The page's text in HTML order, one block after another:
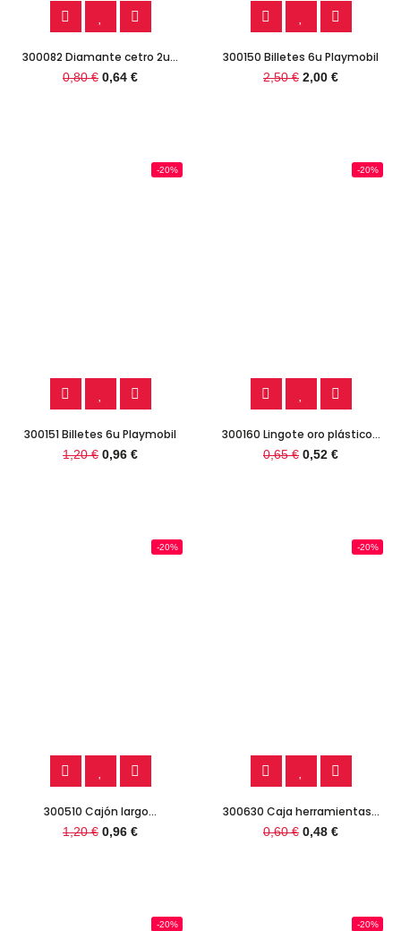
300082 Diamante cetro 2u...
0,80 € 0,64 €
300150 Billetes 6u Playmobil
2,50 € 2,00 €
-20%
300151 Billetes 6u Playmobil
1,20 € 0,96 €
-20%
300160 Lingote oro plástico...
0,65 € 0,52 €
-20%
300510 Cajón largo...
1,20 € 0,96 €
-20%
300630 Caja herramientas...
0,60 € 0,48 €
-20% -20%